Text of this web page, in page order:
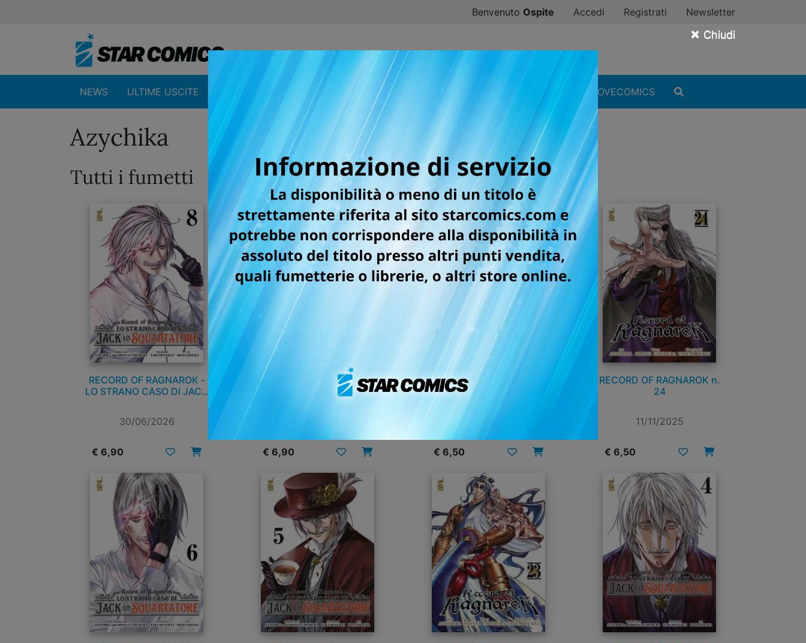
× Chiudi
Benvenuto Ospite Accedi Registrati Newsletter
NEWS ULTIME USCITE CATALOGO SFOGLIA ONLINE DIGISTAR #ILOVEMANGA #ILOVECOMICS
Azychika
Tutti i fumetti
RECORD OF RAGNAROK -
LO STRANO CASO DI JACK
30/06/2026
€ 6,90
RECORD OF RAGNAROK n.
€ 6,90
RECORD OF RAGNAROK -
LO STRANO CASO DI JACK
LO SQUARTATORE n. 7
27/01/2026
€ 6,50
RECORD OF RAGNAROK n.
24
11/11/2025
€ 6,50